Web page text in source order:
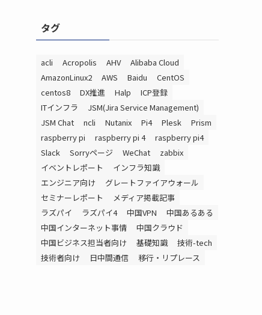
ブタグ
acli Acropolis AHV
Alibaba Cloud
AmazonLinux2
AWS Baidu
CentOS
centos8
DX推進 Halp
ICP登録
ITインフラ
JSM(Jira Service Management)
JSM Chat
ncli Nutanix Pi4 Plesk
Prism
raspberry pi
raspberry pi 4
raspberry pi4
Slack
Sorryページ WeChat
zabbix
イベントレポート
インフラ知識
エンジニア向け
グレートファイアウォール
セミナーレポート
メディア掲載記事
ラズパイ
ラズパイ4 中国VPN
中国あるある
中国インターネット事情
中国クラウド
中国ビジネス担当者向け
基礎知識
技術-tech
技術者向け
日中間通信 移行・リプレース